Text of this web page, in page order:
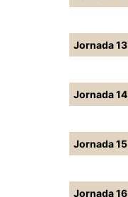
Jornada 13
Jornada 14
Jornada 15
Jornada 16